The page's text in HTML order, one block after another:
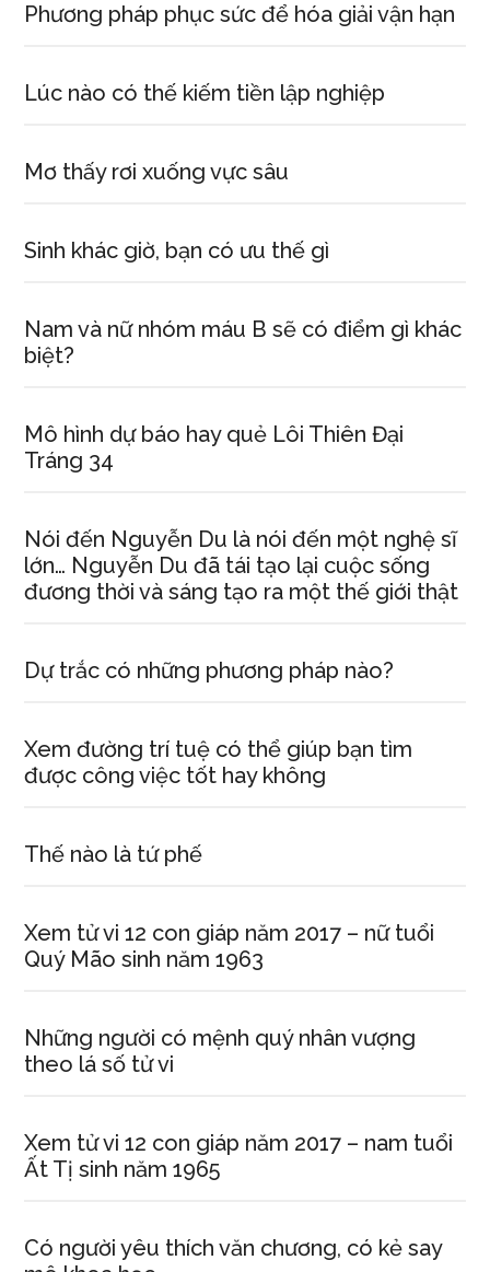
Phương pháp phục sức để hóa giải vận hạn
Lúc nào có thế kiếm tiền lập nghiệp
Mơ thấy rơi xuống vực sâu
Sinh khác giờ, bạn có ưu thế gì
Nam và nữ nhóm máu B sẽ có điểm gì khác
biệt?
Mô hình dự báo hay quẻ Lôi Thiên Đại
Tráng 34
Nói đến Nguyễn Du là nói đến một nghệ sĩ
lớn… Nguyễn Du đã tái tạo lại cuộc sống
đương thời và sáng tạo ra một thế giới thật
Dự trắc có những phương pháp nào?
Xem đường trí tuệ có thể giúp bạn tìm
được công việc tốt hay không
Thế nào là tứ phế
Xem tử vi 12 con giáp năm 2017 – nữ tuổi
Quý Mão sinh năm 1963
Những người có mệnh quý nhân vượng
theo lá số tử vi
Xem tử vi 12 con giáp năm 2017 – nam tuổi
Ất Tị sinh năm 1965
Có người yêu thích văn chương, có kẻ say